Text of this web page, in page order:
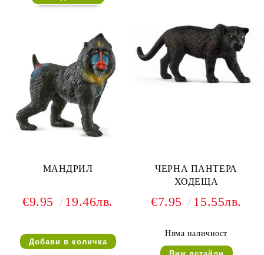
МАНДРИЛ
€9.95 19.46лв.
ЧЕРНА ПАНТЕРА
ХОДЕЩА
€7.95 15.55лв.
Няма наличност
Виж детайли